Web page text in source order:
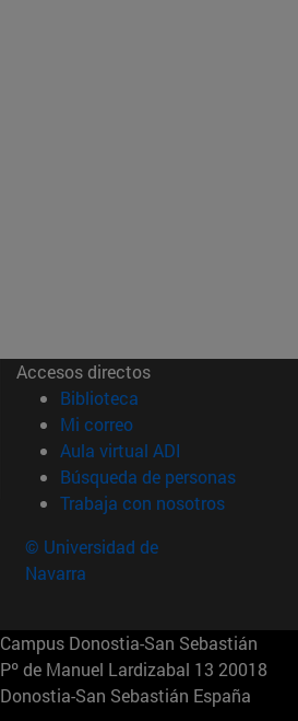
Accesos directos
Biblioteca (abre en nueva
Mi correo(abre en nueva
Aula virtual ADI (abre en
Búsqueda de personas(abre
Trabaja con nosotros(abre en
© Universidad de
Navarra
Campus Donostia-San Sebastián
Pº de Manuel Lardizabal 13 20018
Donostia-San Sebastián España